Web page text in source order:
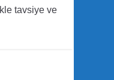
tavsiye ve